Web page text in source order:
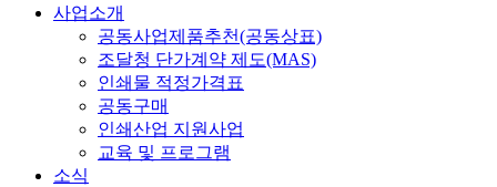
사업소개
공동사업제품추천(공동상표)
조달청 단가계약 제도(MAS)
인쇄물 적정가격표
공동구매
인쇄산업 지원사업
교육 및 프로그램
소식